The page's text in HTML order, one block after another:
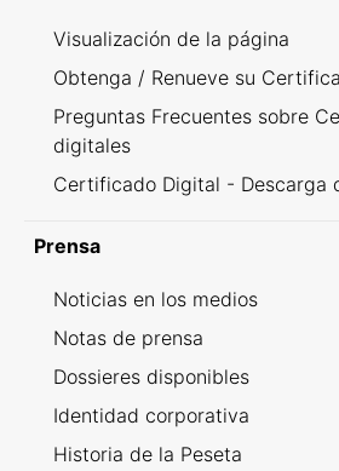
Visualización de la página
Obtenga / Renueve su
Preguntas Frecuentes sobre
digitales
Certificado Digital - Descarga
Prensa
Noticias en los medios
Notas de prensa
Dossieres disponibles
Identidad corporativa
Historia de la Peseta